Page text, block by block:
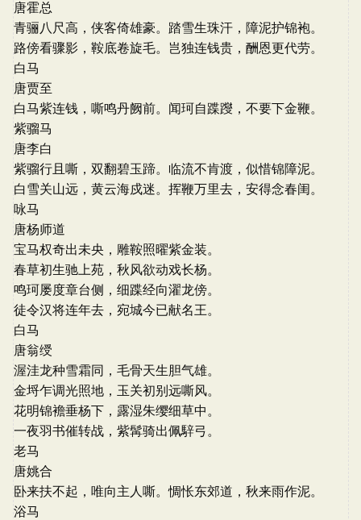
唐霍总
青骊八尺高，侠客倚雄豪。踏雪生珠汗，障泥护锦袍。
路傍看骤影，鞍底卷旋毛。岂独连钱贵，酬恩更代劳。
白马
唐贾至
白马紫连钱，嘶鸣丹阙前。闻珂自蹀躞，不要下金鞭。
紫骝马
唐李白
紫骝行且嘶，双翻碧玉蹄。临流不肯渡，似惜锦障泥。
白雪关山远，黄云海戍迷。挥鞭万里去，安得念春闺。
咏马
唐杨师道
宝马权奇出未央，雕鞍照曜紫金装。
春草初生驰上苑，秋风欲动戏长杨。
鸣珂屡度章台侧，细蹀经向濯龙傍。
徒令汉将连年去，宛城今已献名王。
白马
唐翁绶
渥洼龙种雪霜同，毛骨天生胆气雄。
金埒乍调光照地，玉关初别远嘶风。
花明锦襜垂杨下，露湿朱缨细草中。
一夜羽书催转战，紫髯骑出佩騂弓。
老马
唐姚合
卧来扶不起，唯向主人嘶。惆怅东郊道，秋来雨作泥。
浴马